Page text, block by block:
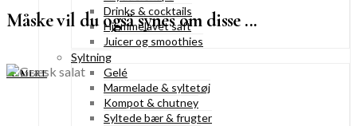
Drinks & cocktails
Hjemmelavet saft
Juicer og smoothies
Syltning
Gelé
Marmelade & syltetøj
Kompot & chutney
Syltede bær & frugter
Måske vil du også synes om disse ...
SE MERE